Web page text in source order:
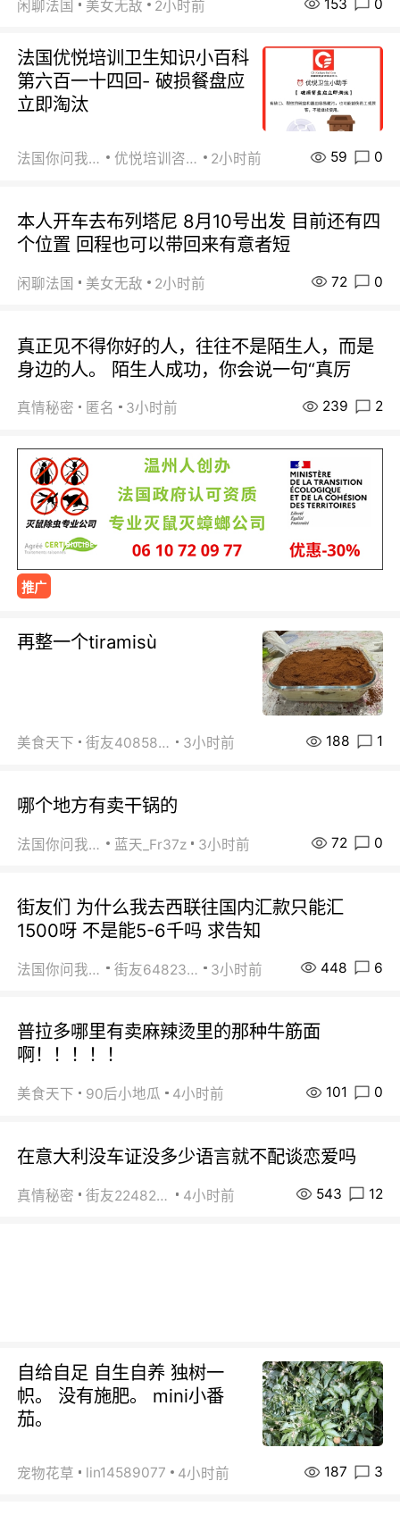
闲聊法国 美女无敌 2小时前 153 0
法国优悦培训卫生知识小百科
第六百一十四回- 破损餐盘应
立即淘汰
法国你问我答 优悦培训咨询 2小时前 59 0
本人开车去布列塔尼 8月10号出发 目前还有四
个位置 回程也可以带回来有意者短
闲聊法国 美女无敌 2小时前 72 0
真正见不得你好的人，往往不是陌生人，而是
身边的人。 陌生人成功，你会说一句“真厉
真情秘密 匿名 3小时前 239 2
推广
再整一个tiramisù
美食天下 街友40858442 3小时前 188 1
哪个地方有卖干锅的
法国你问我答 蓝天_Fr37z 3小时前 72 0
街友们 为什么我去西联往国内汇款只能汇
1500呀 不是能5-6千吗 求告知
法国你问我答 街友64823891 3小时前 448 6
普拉多哪里有卖麻辣烫里的那种牛筋面
啊！！！！！
美食天下 90后小地瓜 4小时前 101 0
在意大利没车证没多少语言就不配谈恋爱吗
真情秘密 街友22482465 4小时前 543 12
自给自足 自生自养 独树一
帜。 没有施肥。 mini小番
茄。
宠物花草 lin14589077 4小时前 187 3